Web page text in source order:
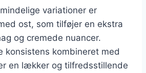
variationer er
ost, som tilføjer en ekstra
og cremede nuancer.
konsistens kombineret med
en lækker og tilfredsstillende